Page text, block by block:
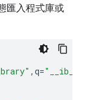
匯入程式庫或
, q="__ib__"